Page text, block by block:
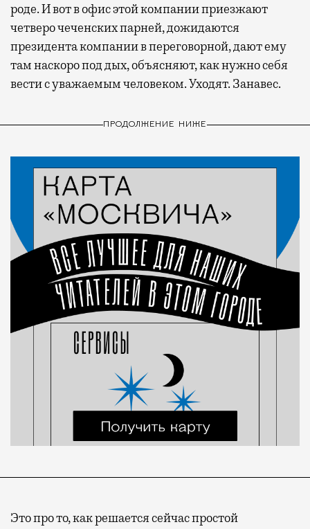
роде. И вот в офис этой компании приезжают
четверо чеченских парней, дожидаются
президента компании в переговорной, дают ему
там наскоро под дых, объясняют, как нужно себя
вести с уважаемым человеком. Уходят. Занавес.
ПРОДОЛЖЕНИЕ НИЖЕ
Это про то, как решается сейчас простой